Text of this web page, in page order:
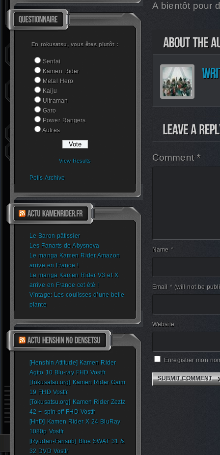
En tokusatsu, vous êtes plutôt :
Sentai
Kamen Rider
Metal Hero
Kaiju
Ultraman
Garo
Power Rangers
Autres
View Results
Polls Archive
Le Baron pâtissier
Les Fanarts de Abysnova
Le manga Kamen Rider Amazon
arrive en France !
Le manga Kamen Rider V3 et X
arrive en France cet été !
Vintage: Les coulisses d’une belle
plante
[Henshin Attitude] Kamen Rider
Agito 10 Blu-ray FHD Vostfr
[Tokusatsu.org] Kamen Rider Gaim
19 FHD Vostfr
[Tokusatsu.org] Kamen Rider Zeztz
42 + spin-off FHD Vostfr
[HnD] Kamen Rider X 24 BluRay
1080p Vostfr
[Ryudan-Fansub] Blue SWAT 31 &
32 DVD Vostfr
A bientôt pour
Comment *
Name *
Email * (will not be
Website
Enregistrer mon